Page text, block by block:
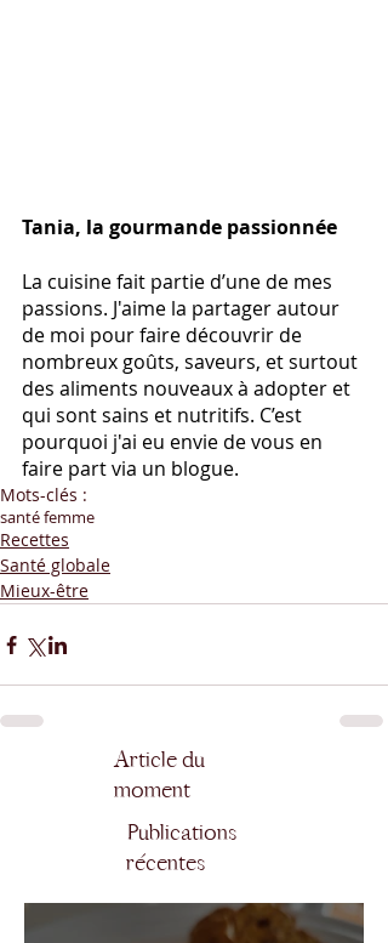
Tania, la gourmande passionnée
La cuisine fait partie d’une de mes
passions. J'aime la partager autour
de moi pour faire découvrir de
nombreux goûts, saveurs, et surtout
des aliments nouveaux à adopter et
qui sont sains et nutritifs. C’est
pourquoi j'ai eu envie de vous en
faire part via un blogue.
Mots-clés :
santé femme
Recettes
Santé globale
Mieux-être
Article du
moment
Publications
récentes